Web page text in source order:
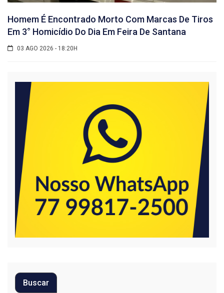
Homem É Encontrado Morto Com Marcas De Tiros
Em 3° Homicídio Do Dia Em Feira De Santana
03 AGO 2026 - 18:20H
Buscar